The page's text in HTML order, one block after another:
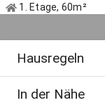
1. Etage, 60m²
Hausregeln
In der Nähe